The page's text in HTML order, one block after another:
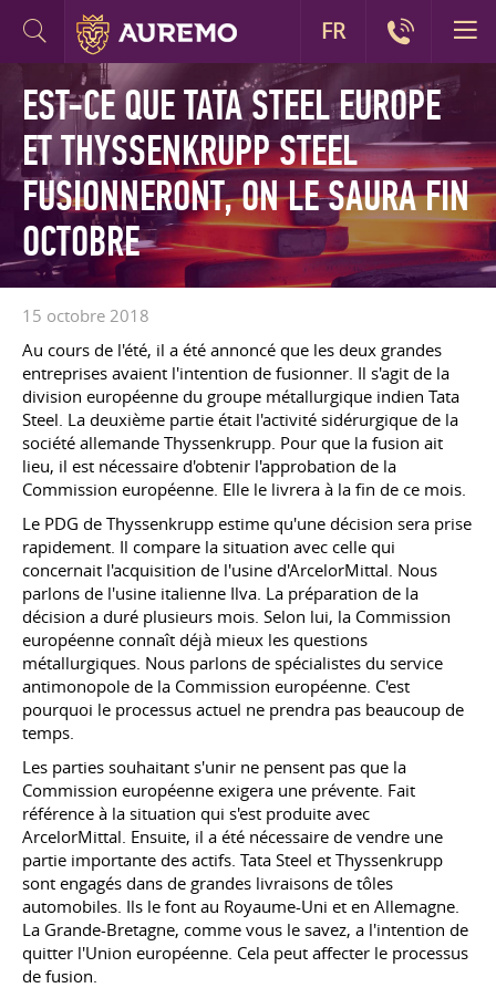
EST-CE QUE TATA STEEL EUROPE
ET THYSSENKRUPP STEEL
FUSIONNERONT, ON LE SAURA FIN
OCTOBRE
15 octobre 2018
Au cours de l'été, il a été annoncé que les deux grandes
entreprises avaient l'intention de fusionner. Il s'agit de la
division européenne du groupe métallurgique indien Tata
Steel. La deuxième partie était l'activité sidérurgique de la
société allemande Thyssenkrupp. Pour que la fusion ait
lieu, il est nécessaire d'obtenir l'approbation de la
Commission européenne. Elle le livrera à la fin de ce mois.
Le PDG de Thyssenkrupp estime qu'une décision sera prise
rapidement. Il compare la situation avec celle qui
concernait l'acquisition de l'usine d'ArcelorMittal. Nous
parlons de l'usine italienne Ilva. La préparation de la
décision a duré plusieurs mois. Selon lui, la Commission
européenne connaît déjà mieux les questions
métallurgiques. Nous parlons de spécialistes du service
antimonopole de la Commission européenne. C'est
pourquoi le processus actuel ne prendra pas beaucoup de
temps.
Les parties souhaitant s'unir ne pensent pas que la
Commission européenne exigera une prévente. Fait
référence à la situation qui s'est produite avec
ArcelorMittal. Ensuite, il a été nécessaire de vendre une
partie importante des actifs. Tata Steel et Thyssenkrupp
sont engagés dans de grandes livraisons de tôles
automobiles. Ils le font au Royaume-Uni et en Allemagne.
La Grande-Bretagne, comme vous le savez, a l'intention de
quitter l'Union européenne. Cela peut affecter le processus
de fusion.
FR